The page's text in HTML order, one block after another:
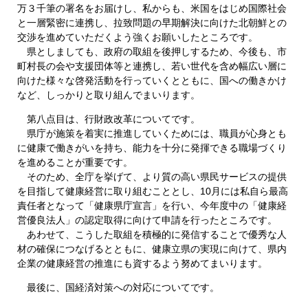
万３千筆の署名をお届けし、私からも、米国をはじめ国際社会
と一層緊密に連携し、拉致問題の早期解決に向けた北朝鮮との
交渉を進めていただくよう強くお願いしたところです。
県としましても、政府の取組を後押しするため、今後も、市
町村長の会や支援団体等と連携し、若い世代を含め幅広い層に
向けた様々な啓発活動を行っていくとともに、国への働きかけ
など、しっかりと取り組んでまいります。
第八点目は、行財政改革についてです。
県庁が施策を着実に推進していくためには、職員が心身とも
に健康で働きがいを持ち、能力を十分に発揮できる職場づくり
を進めることが重要です。
そのため、全庁を挙げて、より質の高い県民サービスの提供
を目指して健康経営に取り組むこととし、10月には私自ら最高
責任者となって「健康県庁宣言」を行い、今年度中の「健康経
営優良法人」の認定取得に向けて申請を行ったところです。
あわせて、こうした取組を積極的に発信することで優秀な人
材の確保につなげるとともに、健康立県の実現に向けて、県内
企業の健康経営の推進にも資するよう努めてまいります。
最後に、国経済対策への対応についてです。